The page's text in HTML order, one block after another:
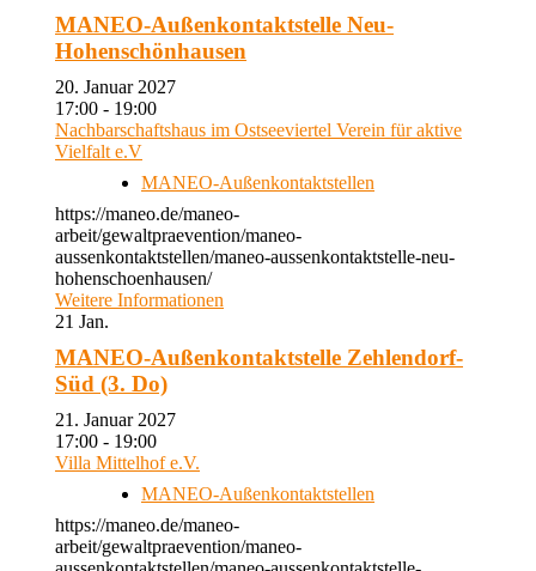
MANEO-Außenkontaktstelle Neu-
Hohenschönhausen
20. Januar 2027
17:00 - 19:00
Nachbarschaftshaus im Ostseeviertel Verein für aktive
Vielfalt e.V
MANEO-Außenkontaktstellen
https://maneo.de/maneo-
arbeit/gewaltpraevention/maneo-
aussenkontaktstellen/maneo-aussenkontaktstelle-neu-
hohenschoenhausen/
Weitere Informationen
21 Jan.
MANEO-Außenkontaktstelle Zehlendorf-
Süd (3. Do)
21. Januar 2027
17:00 - 19:00
Villa Mittelhof e.V.
MANEO-Außenkontaktstellen
https://maneo.de/maneo-
arbeit/gewaltpraevention/maneo-